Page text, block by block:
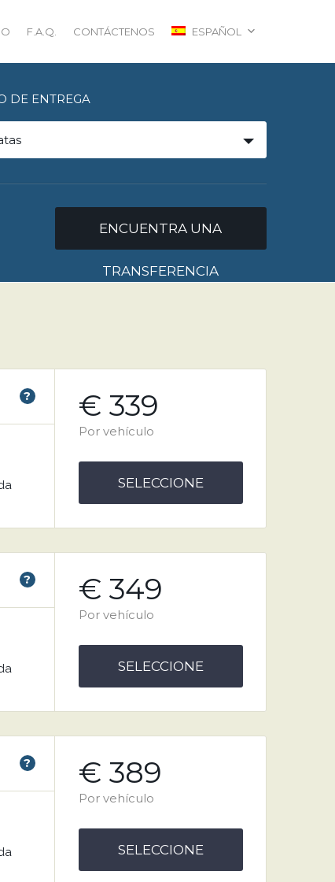
F.A.Q. CONTÁCTENOS ESPAÑOL
DE ENTREGA
ENCUENTRA UNA
TRANSFERENCIA
? € 339
Por vehículo
SELECCIONE
? € 349
Por vehículo
SELECCIONE
? € 389
Por vehículo
SELECCIONE